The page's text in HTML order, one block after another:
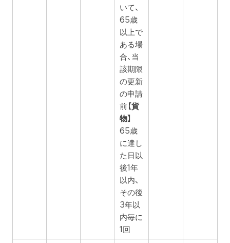
いて、
65歳
以上で
ある場
合、当
該期限
の更新
の申請
前 【貨
物】
65歳
に達し
た日以
後1年
以内、
その後
3年以
内毎に
1回